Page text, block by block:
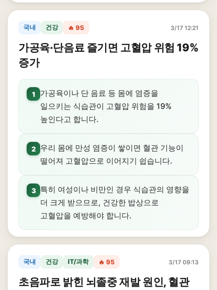
국내 건강 🔥 95 3/17 12:21
가공육·단음료 즐기면 고혈압 위험 19%
증가
1
가공육이나 단 음료 등 몸에 염증을
일으키는 식습관이 고혈압 위험을 19%
높인다고 합니다.
2
우리 몸에 만성 염증이 쌓이면 혈관 기능이
떨어져 고혈압으로 이어지기 쉽습니다.
3
특히 여성이나 비만인 경우 식습관의 영향을
더 크게 받으므로, 건강한 밥상으로
고혈압을 예방해야 합니다.
국내 건강 IT/과학 🔥 95 3/17 09:13
초음파로 밝힌 뇌졸중 재발 원인, 혈관